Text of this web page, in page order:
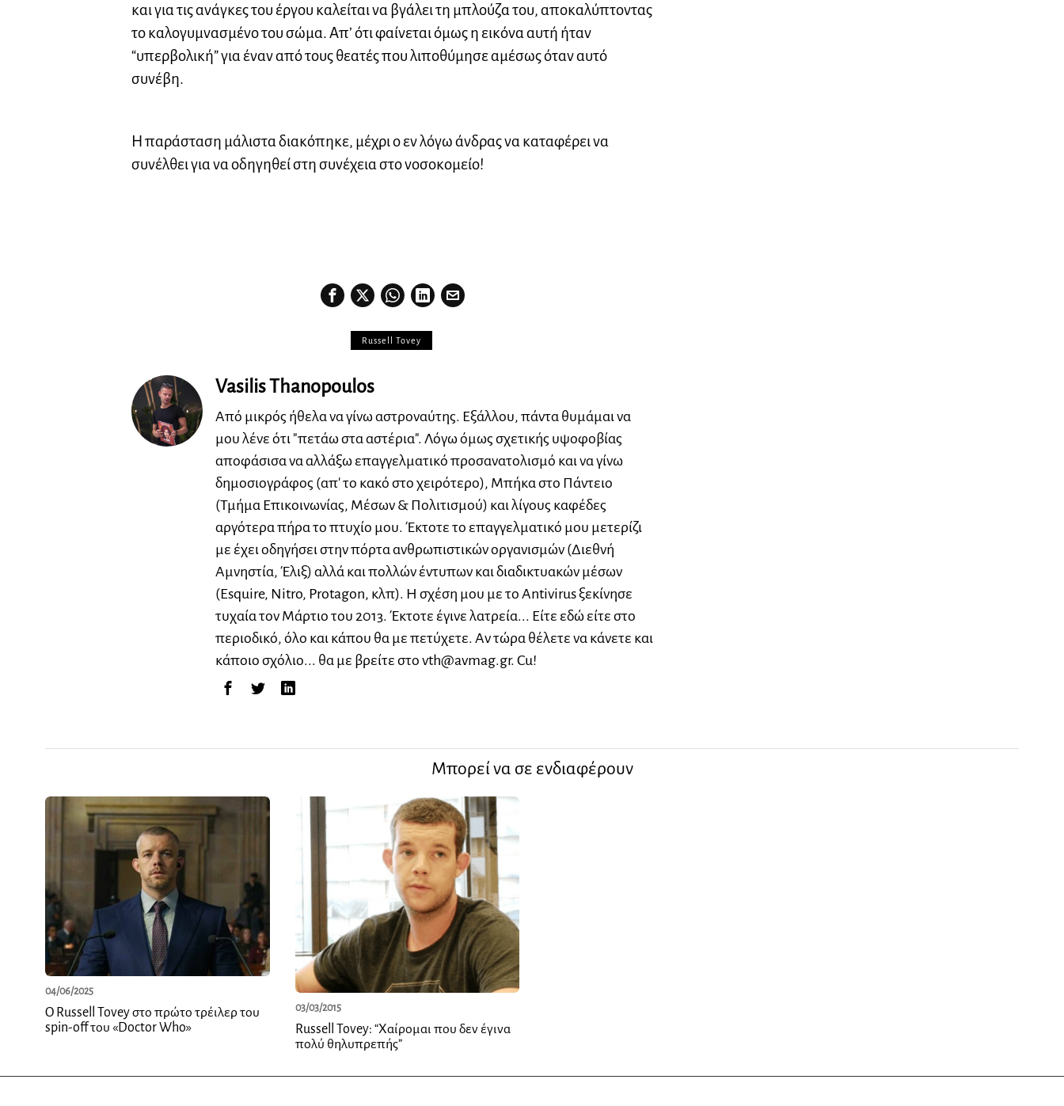
και για τις ανάγκες του έργου καλείται να βγάλει τη μπλούζα του, αποκαλύπτοντας
το καλογυμνασμένο του σώμα. Απ’ ότι φαίνεται όμως η εικόνα αυτή ήταν
“υπερβολική” για έναν από τους θεατές που λιποθύμησε αμέσως όταν αυτό
συνέβη.
Η παράσταση μάλιστα διακόπηκε, μέχρι ο εν λόγω άνδρας να καταφέρει να
συνέλθει για να οδηγηθεί στη συνέχεια στο νοσοκομείο!
Russell Tovey
Vasilis Thanopoulos
Από μικρός ήθελα να γίνω αστροναύτης. Εξάλλου, πάντα θυμάμαι να
μου λένε ότι "πετάω στα αστέρια". Λόγω όμως σχετικής υψοφοβίας
αποφάσισα να αλλάξω επαγγελματικό προσανατολισμό και να γίνω
δημοσιογράφος (απ' το κακό στο χειρότερο), Μπήκα στο Πάντειο
(Τμήμα Επικοινωνίας, Μέσων & Πολιτισμού) και λίγους καφέδες
αργότερα πήρα το πτυχίο μου. Έκτοτε το επαγγελματικό μου μετερίζι
με έχει οδηγήσει στην πόρτα ανθρωπιστικών οργανισμών (Διεθνή
Αμνηστία, Έλιξ) αλλά και πολλών έντυπων και διαδικτυακών μέσων
(Esquire, Nitro, Protagon, κλπ). Η σχέση μου με το Antivirus ξεκίνησε
τυχαία τον Μάρτιο του 2013. Έκτοτε έγινε λατρεία... Είτε εδώ είτε στο
περιοδικό, όλο και κάπου θα με πετύχετε. Αν τώρα θέλετε να κάνετε και
κάποιο σχόλιο... θα με βρείτε στο vth@avmag.gr. Cu!
Μπορεί να σε ενδιαφέρουν
04/06/2025
Ο Russell Tovey στο πρώτο τρέιλερ του
spin-off του «Doctor Who»
03/03/2015
Russell Tovey: “Χαίρομαι που δεν έγινα
πολύ θηλυπρεπής”